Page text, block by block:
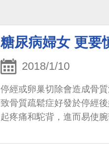
糖尿病婦女 更要
2018/1/10
停經或卵巢切除會造成骨
致骨質疏鬆症好發於停經
起疼痛和駝背，進而易使